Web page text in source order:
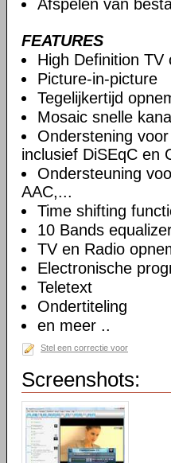
Afspelen van
FEATURES
High Definition TV
Picture-in-picture
Tegelijkertijd
Mosaic snelle
Onderstening
inclusief DiSEqC en
Ondersteuning
AAC,...
Time shifting
10 Bands
TV en Radio
Electronische
Teletext
Ondertiteling
en meer ..
Stel een correctie voor
Screenshots: